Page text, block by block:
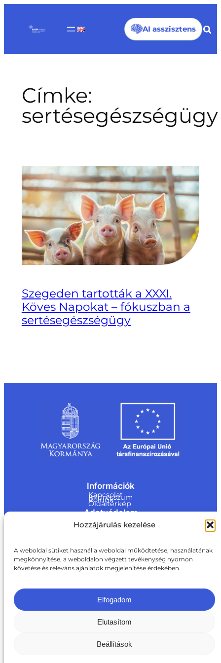
Hozzájárulás kezelése
A weboldal sütiket használ a weboldal működtetése, használatának
megkönnyítése, a weboldalon végzett tevékenység nyomon
követése és releváns ajánlatok megjelenítése érdekében.
Elfogadom
Elutasítom
Beállítások
tartalomhoz
AI asszisztens
Címke:
sertésegészségügy
Szegeden tartották a XXXI.
Köves Napokat – fókuszban a
sertésegészségügy
Információk
Kapcsolat
Impresszum
Rólunk
Oldaltérkép
Adatvédelem
Jogi nyilatkozat
Adatvédelmi nyilatkozat
Akadálymentesítési nyilatkozat
ite@a
ki.gov.